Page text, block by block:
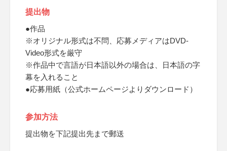
提出物
●作品
※オリジナル形式は不問、応募メディアはDVD-
Video形式を厳守
※作品中で言語が日本語以外の場合は、日本語の字
幕を入れること
●応募用紙（公式ホームページよりダウンロード）
参加方法
提出物を下記提出先まで郵送